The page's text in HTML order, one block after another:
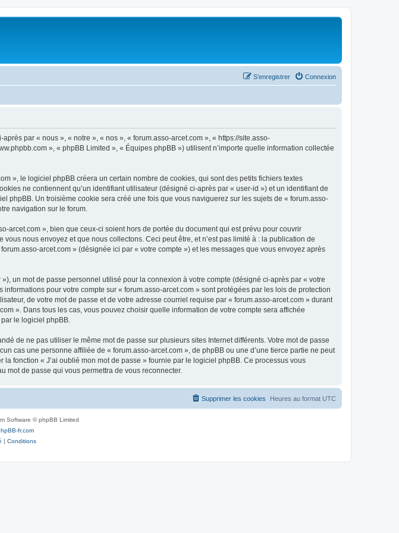
Connexion
S’enregistrer
par « nous », « notre », « nos », « forum.asso-arcet.com », « https://site.asso-
», « phpBB Limited », « Équipes phpBB ») utilisent n’importe quelle information collectée
», le logiciel phpBB créera un certain nombre de cookies, qui sont des petits fichiers textes
ne contiennent qu’un identifiant utilisateur (désigné ci-après par « user-id ») et un identifiant de
Un troisième cookie sera créé une fois que vous naviguerez sur les sujets de « forum.asso-
navigation sur le forum.
arcet.com », bien que ceux-ci soient hors de portée du document qui est prévu pour couvrir
nous envoyez et que nous collectons. Ceci peut être, et n’est pas limité à : la publication de
arcet.com » (désignée ici par « votre compte ») et les messages que vous envoyez après
un mot de passe personnel utilisé pour la connexion à votre compte (désigné ci-après par « votre
pour votre compte sur « forum.asso-arcet.com » sont protégées par les lois de protection
de votre mot de passe et de votre adresse courriel requise par « forum.asso-arcet.com » durant
». Dans tous les cas, vous pouvez choisir quelle information de votre compte sera affichée
le logiciel phpBB.
de ne pas utiliser le même mot de passe sur plusieurs sites Internet différents. Votre mot de passe
cas une personne affiliée de « forum.asso-arcet.com », de phpBB ou une d’une tierce partie ne peut
fonction « J’ai oublié mon mot de passe » fournie par le logiciel phpBB. Ce processus vous
mot de passe qui vous permettra de vous reconnecter.
Heures au format UTC
Supprimer les cookies
Software © phpBB Limited
fr.com
| Conditions